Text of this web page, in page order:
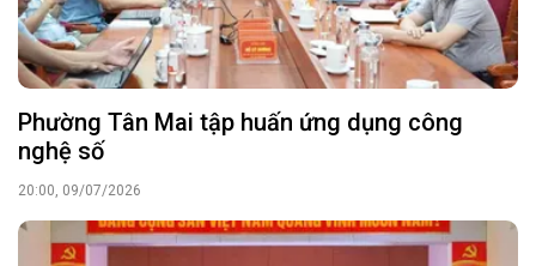
Phường Tân Mai tập huấn ứng dụng công
nghệ số
20:00, 09/07/2026